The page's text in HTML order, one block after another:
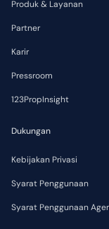
Produk & Layanan
Partner
Karir
Pressroom
123PropInsight
Dukungan
Kebijakan Privasi
Syarat Penggunaan
Syarat Penggunaan